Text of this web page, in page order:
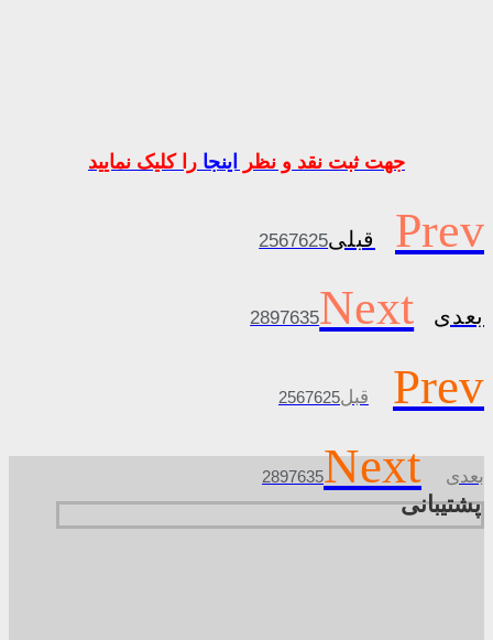
جهت ثبت نقد و نظر اینجا را کلیک نمایید
Prev قبلی2567625
بعدی 2897635Next
Prev قبل2567625
بعدی 2897635Next
پشتیبانی